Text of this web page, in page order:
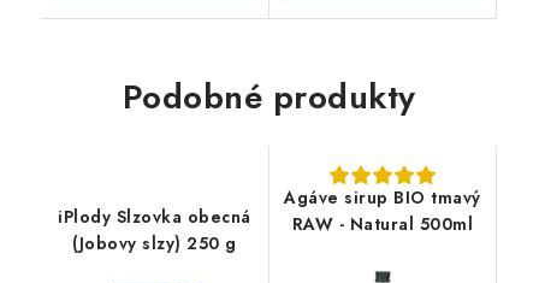
Podobné produkty
iPlody Slzovka obecná
(Jobovy slzy) 250 g
Agáve sirup BIO tmavý
RAW - Natural 500ml